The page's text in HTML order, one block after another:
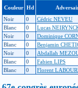
Couleur Hd
Noir
0 Cédric NEVEU
Blanc
0 Lucas
Noir
0 Dominique
Blanc
0 Benjamin
Noir
0 Abdallah
Blanc
0 Fabien LIPS
Blanc
0 Florent